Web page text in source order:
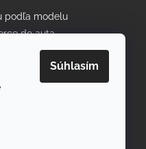
Súhlasím
podľa modelu
do auta
farby
firmy